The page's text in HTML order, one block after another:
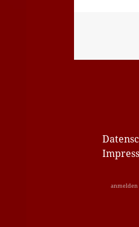
anmelden